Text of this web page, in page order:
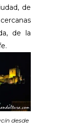
de
de la
desde